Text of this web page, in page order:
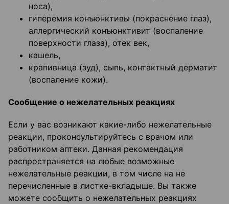
носа),
гиперемия конъюнктивы (покраснение глаз),
аллергический конъюнктивит (воспаление
поверхности глаза), отек век,
кашель,
крапивница (зуд), сыпь, контактный дерматит
(воспаление кожи).
Сообщение о нежелательных реакциях
Если у вас возникают какие-либо нежелательные
реакции, проконсультируйтесь с врачом или
работником аптеки. Данная рекомендация
распространяется на любые возможные
нежелательные реакции, в том числе на не
перечисленные в листке-вкладыше. Вы также
можете сообщить о нежелательных реакциях